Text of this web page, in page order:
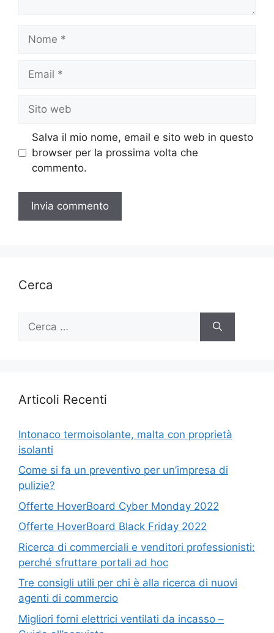
Nome
Email
Sito
web
Salva il mio nome, email e sito web in questo
browser per la prossima volta che
commento.
Cerca
per:
Articoli Recenti
Intonaco termoisolante, malta con proprietà
isolanti
Come si fa un preventivo per un’impresa di
pulizie?
Offerte HoverBoard Cyber Monday 2022
Offerte HoverBoard Black Friday 2022
Ricerca di commerciali e venditori professionisti:
perché sfruttare portali ad hoc
Tre consigli utili per chi è alla ricerca di nuovi
agenti di commercio
Migliori forni elettrici ventilati da incasso –